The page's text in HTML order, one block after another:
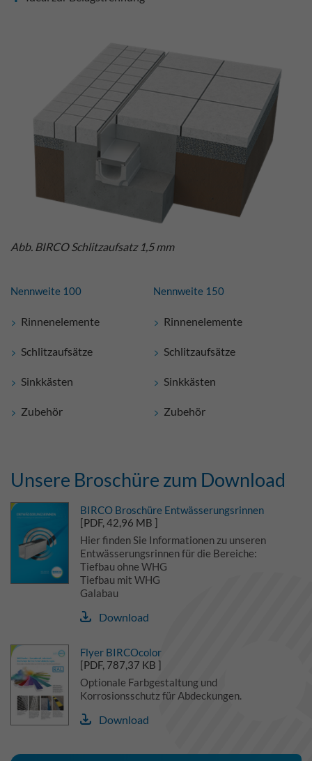
Abb. BIRCO Schlitzaufsatz 1,5 mm
Nennweite 100
Rinnenelemente
Schlitzaufsätze
Sinkkästen
Zubehör
Nennweite 150
Rinnenelemente
Schlitzaufsätze
Sinkkästen
Zubehör
Unsere Broschüre zum Download
BIRCO Broschüre Entwässerungsrinnen
[PDF, 42,96 MB ]
Hier finden Sie Informationen zu unseren
Entwässerungsrinnen für die Bereiche:
Tiefbau ohne WHG
Tiefbau mit WHG
Galabau
Download
Flyer BIRCOcolor
[PDF, 787,37 KB ]
Optionale Farbgestaltung und
Korrosionsschutz für Abdeckungen.
Download